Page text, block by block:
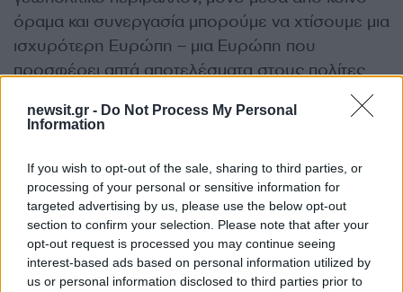
newsit.gr - Do Not Process My Personal
Information
If you wish to opt-out of the sale, sharing to third parties, or
processing of your personal or sensitive information for
targeted advertising by us, please use the below opt-out
section to confirm your selection. Please note that after your
opt-out request is processed you may continue seeing
interest-based ads based on personal information utilized by
us or personal information disclosed to third parties prior to
όραμα και συνεργασία μπορούμε να χτίσουμε μια
ισχυρότερη Ευρώπη – μια Ευρώπη που
προσφέρει απτά αποτελέσματα στους πολίτες
μεγαλύτερη κοινωνική ένταξη».
Βασίλης Ψάλτης: Ιστορικής
σημασίας εξέλιξη για τον
ελληνικό τραπεζικό τομέα
«Θα ήθελα να ευχαριστήσω τον Υπουργό για την